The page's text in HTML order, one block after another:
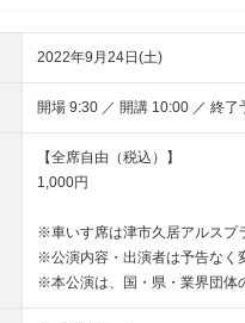
2022年9月24日(土)
開場 9:30 ／ 開講 10:00 ／ 終了
【全席自由（税込）】
1,000円
※車いす席は津市久居アルスプ
※公演内容・出演者は予告なく
※本公演は、国・県・業界団体